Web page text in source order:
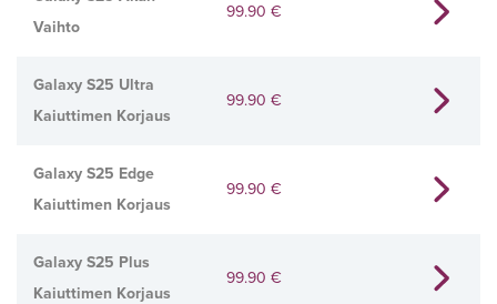
Vaihto
99.90 €
Galaxy S25 Ultra
Kaiuttimen Korjaus
99.90 €
Galaxy S25 Edge
Kaiuttimen Korjaus
99.90 €
Galaxy S25 Plus
Kaiuttimen Korjaus
99.90 €